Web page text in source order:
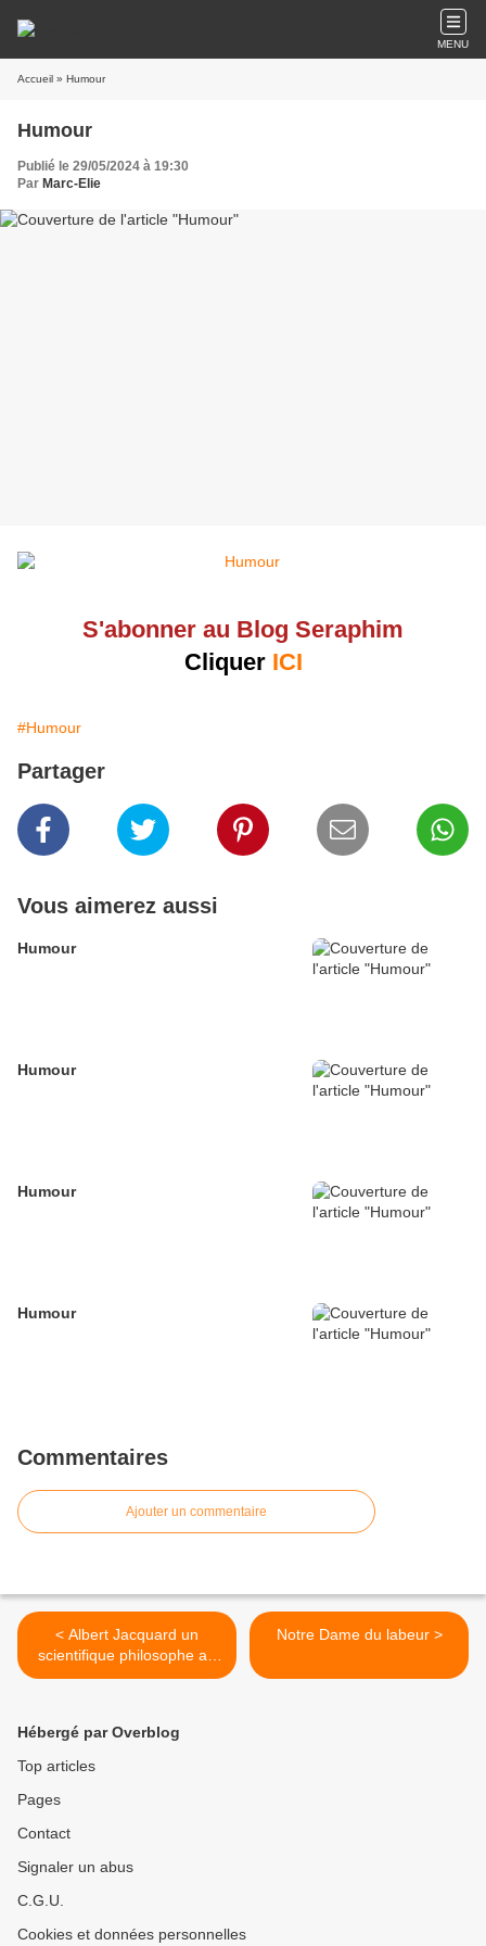
MENU
Accueil » Humour
Humour
Publié le 29/05/2024 à 19:30
Par Marc-Elie
S'abonner au Blog Seraphim
Cliquer ICI
#Humour
Partager
Vous aimerez aussi
Humour
Humour
Humour
Humour
Commentaires
Ajouter un commentaire
< Albert Jacquard un
scientifique philosophe au
grand coeur
Notre Dame du labeur >
Hébergé par Overblog
Top articles
Pages
Contact
Signaler un abus
C.G.U.
Cookies et données personnelles